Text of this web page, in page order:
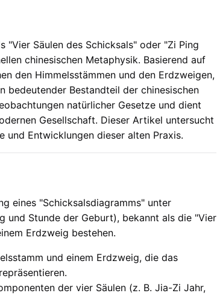
"Vier Säulen des Schicksals" oder "Zi Ping
chinesischen Metaphysik. Basierend auf
den Himmelsstämmen und den Erdzweigen,
bedeutender Bestandteil der chinesischen
natürlicher Gesetze und dient
Gesellschaft. Dieser Artikel untersucht
und Entwicklungen dieser alten Praxis.
eines "Schicksalsdiagramms" unter
und Stunde der Geburt), bekannt als die "Vier
Erdzweig bestehen.
und einem Erdzweig, die das
der vier Säulen (z. B. Jia-Zi Jahr,